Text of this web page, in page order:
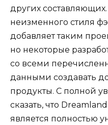
других
неизменного стиля
добавляет таким
но некоторые
со всеми
данными создавать
продукты. С полной
сказать, что
является полностью